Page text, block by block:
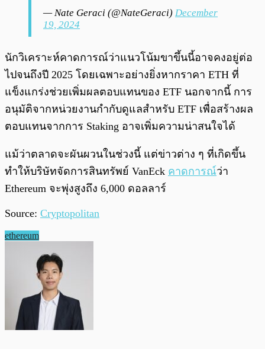
— Nate Geraci (@NateGeraci) December
19, 2024
นักวิเคราะห์คาดการณ์ว่าแนวโน้มขาขึ้นนี้อาจคงอยู่ต่อ
ไปจนถึงปี 2025 โดยเฉพาะอย่างยิ่งหากราคา ETH ที่
แข็งแกร่งช่วยเพิ่มผลตอบแทนของ ETF นอกจากนี้ การ
อนุมัติจากหน่วยงานกำกับดูแลสำหรับ ETF เพื่อสร้างผล
ตอบแทนจากการ Staking อาจเพิ่มความน่าสนใจได้
แม้ว่าตลาดจะผันผวนในช่วงนี้ แต่ข่าวต่าง ๆ ที่เกิดขึ้น
ทำให้บริษัทจัดการสินทรัพย์ VanEck คาดการณ์ว่า
Ethereum จะพุ่งสูงถึง 6,000 ดอลลาร์
Source: Cryptopolitan
ethereum